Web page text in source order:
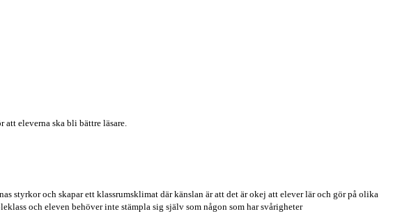
eleverna ska bli bättre läsare.
styrkor och skapar ett klassrumsklimat där känslan är att det är okej att elever lär och gör på olika
och eleven behöver inte stämpla sig själv som någon som har svårigheter